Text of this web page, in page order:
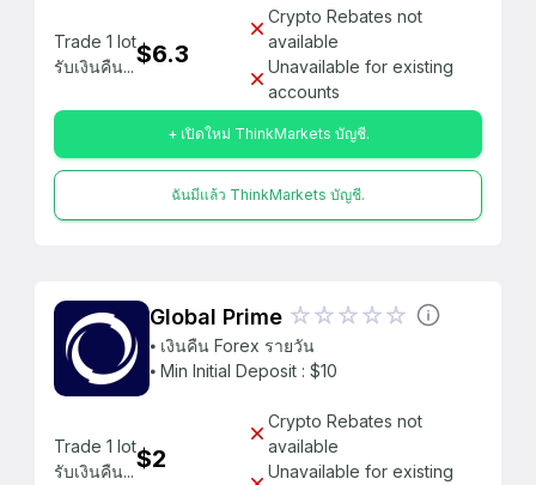
Trade 1 lot
รับเงินคืน...$6.3
Crypto Rebates not
available
Unavailable for existing
accounts
+ เปิดใหม่ ThinkMarkets บัญชี.
ฉันมีแล้ว ThinkMarkets บัญชี.
Global Prime
⦁ เงินคืน Forex รายวัน
⦁ Min Initial Deposit : $10
Trade 1 lot
รับเงินคืน...$2
Crypto Rebates not
available
Unavailable for existing